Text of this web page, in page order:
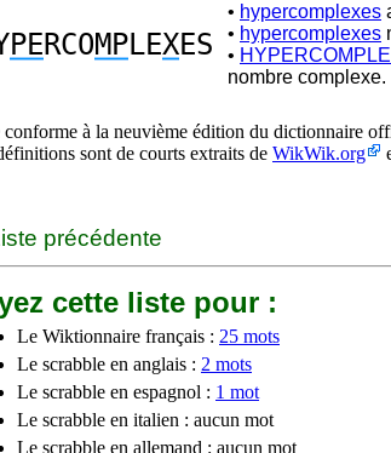
PERCOMPLEXES
• hypercomplexes
• hypercomplexes
•
nombre complexe.
conforme à la neuvième édition du dictionnaire
sont de courts extraits de WikWik.org
précédente
cette liste pour :
Le Wiktionnaire français : 25 mots
Le scrabble en anglais : 2 mots
Le scrabble en espagnol : 1 mot
Le scrabble en italien : aucun mot
Le scrabble en allemand : aucun mot